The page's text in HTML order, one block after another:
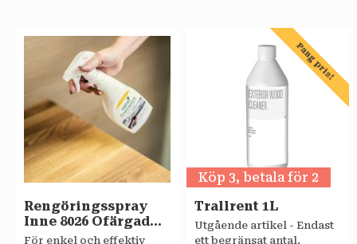
Rengöringsspray
Inne 8026 Ofärgad
0,5L OSMO
För enkel och effektiv
Köp 3, betala för 2
Trallrent 1L
Utgående artikel - Endast
ett begränsat antal.
Pang pris!